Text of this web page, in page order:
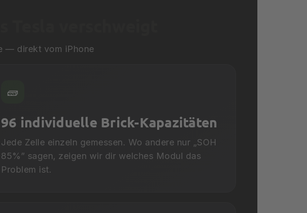
— direkt vom iPhone
🧱
96 individuelle Brick-Kapazitäten
Jede Zelle einzeln gemessen. Wo andere nur „SOH
85%” sagen, zeigen wir dir welches Modul das
Problem ist.